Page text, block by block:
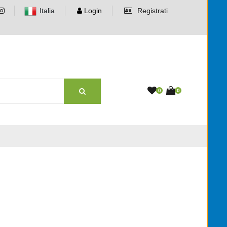
Italia Login Registrati
0 0